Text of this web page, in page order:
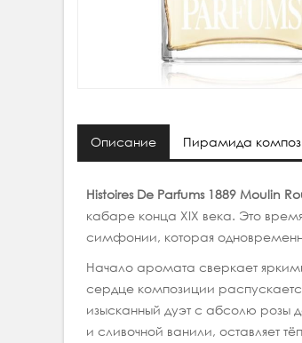
Описание Пирамида
Histoires De Parfums 1889 Moulin
кабаре конца XIX века. Это
симфонии, которая
Начало аромата сверкает
сердце композиции
изысканный дуэт с абсолю розы
и сливочной ванили, оставляет